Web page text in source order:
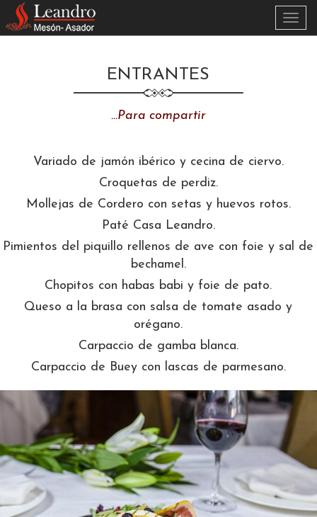
Skip to main content
Activar
menú
ENTRANTES
…Para compartir
Variado de jamón ibérico y cecina de ciervo.
Croquetas de perdiz.
Mollejas de Cordero con setas y huevos rotos.
Paté Casa Leandro.
Pimientos del piquillo rellenos de ave con foie y sal de
bechamel.
Chopitos con habas babi y foie de pato.
Queso a la brasa con salsa de tomate asado y
orégano.
Carpaccio de gamba blanca.
Carpaccio de Buey con lascas de parmesano.